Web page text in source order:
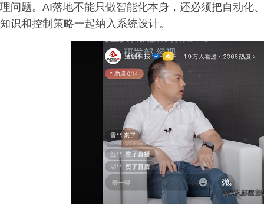
理问题。AI落地不能只做智能化本身，还必须把自动化
知识和控制策略一起纳入系统设计。